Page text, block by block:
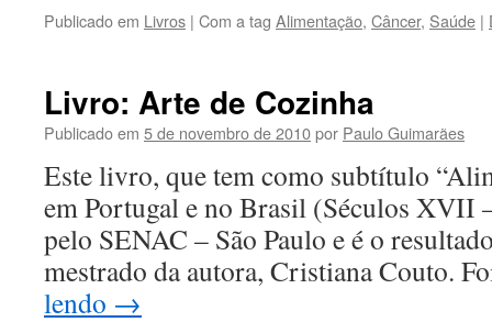
Publicado em Livros | Com a tag Alimentação, Câncer, Saúde |
Livro: Arte de Cozinha
Publicado em 5 de novembro de 2010por Paulo Guimarães
Este livro, que tem como subtítulo
em Portugal e no Brasil (Séculos XVII
pelo SENAC – São Paulo e é o
mestrado da autora, Cristiana Couto.
lendo →